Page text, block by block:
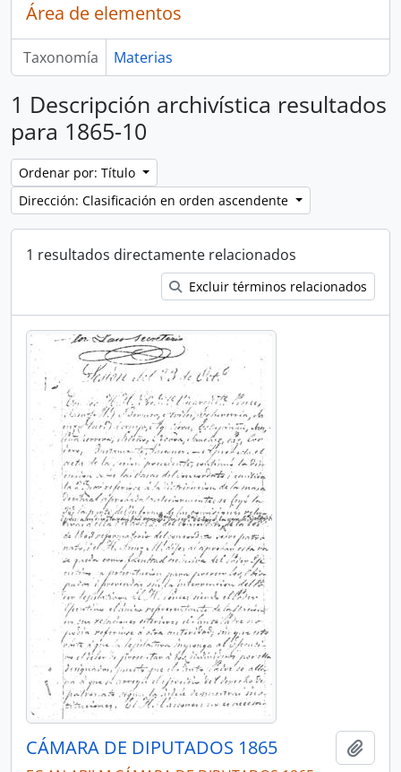
Área de elementos
Taxonomía Materias
1 Descripción archivística resultados
para 1865-10
Ordenar por: Título
Dirección: Clasificación en orden ascendente
1 resultados directamente relacionados
Excluir términos relacionados
CÁMARA DE DIPUTADOS 1865